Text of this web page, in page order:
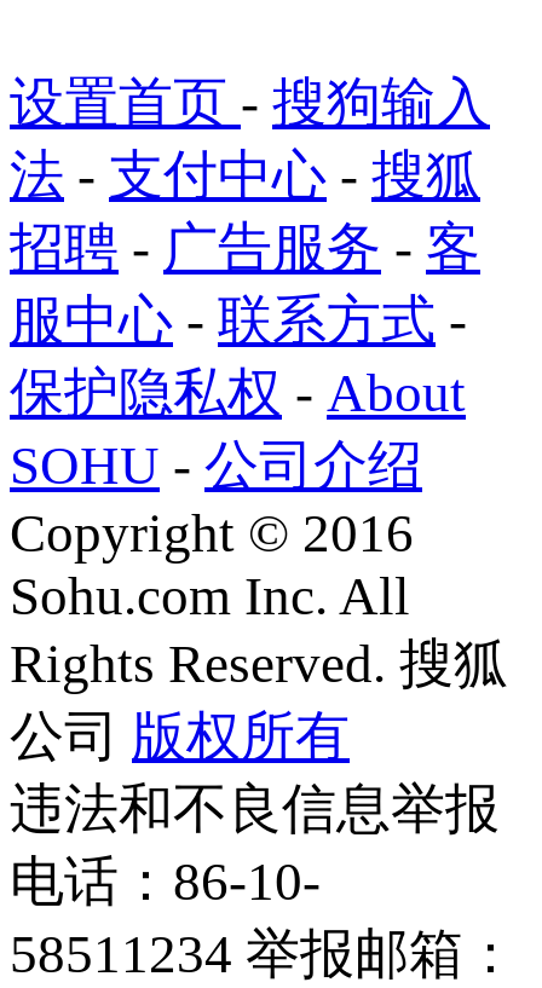
设置首页 - 搜狗输入
法 - 支付中心 - 搜狐
招聘 - 广告服务 - 客
服中心 - 联系方式 -
保护隐私权 - About
SOHU - 公司介绍
Copyright © 2016
Sohu.com Inc. All
Rights Reserved. 搜狐
公司 版权所有
违法和不良信息举报
电话：86-10-
58511234 举报邮箱：